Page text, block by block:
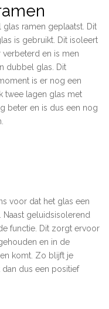
ramen geplaatst. Dit
is gebruikt. Dit isoleert
verbeterd en is men
dubbel glas. Dit
is er nog een
twee lagen glas met
beter en is dus een nog
voor dat het glas een
geluidsisolerend
functie. Dit zorgt ervoor
en in de
komt. Zo blijft je
dus een positief